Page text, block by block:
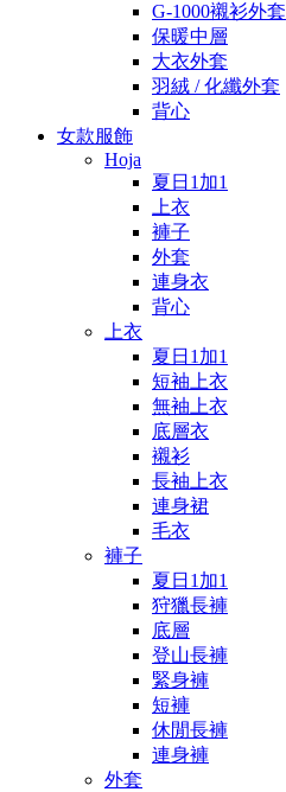
G-1000襯衫外套
保暖中層
大衣外套
羽絨 / 化纖外套
背心
女款服飾
Hoja
夏日1加1
上衣
褲子
外套
連身衣
背心
上衣
夏日1加1
短袖上衣
無袖上衣
底層衣
襯衫
長袖上衣
連身裙
毛衣
褲子
夏日1加1
狩獵長褲
底層
登山長褲
緊身褲
短褲
休閒長褲
連身褲
外套